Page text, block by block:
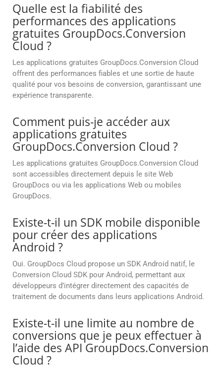
Quelle est la fiabilité des
performances des applications
gratuites GroupDocs.Conversion
Cloud ?
Les applications gratuites GroupDocs.Conversion Cloud
offrent des performances fiables et une sortie de haute
qualité pour vos besoins de conversion, garantissant une
expérience transparente.
Comment puis-je accéder aux
applications gratuites
GroupDocs.Conversion Cloud ?
Les applications gratuites GroupDocs.Conversion Cloud
sont accessibles directement depuis le site Web
GroupDocs ou via les applications Web ou mobiles
GroupDocs.
Existe-t-il un SDK mobile disponible
pour créer des applications
Android ?
Oui. GroupDocs Cloud propose un SDK Android natif, le
Conversion Cloud SDK pour Android, permettant aux
développeurs d’intégrer directement des capacités de
traitement de documents dans leurs applications Android.
Existe-t-il une limite au nombre de
conversions que je peux effectuer à
l’aide des API GroupDocs.Conversion
Cloud ?